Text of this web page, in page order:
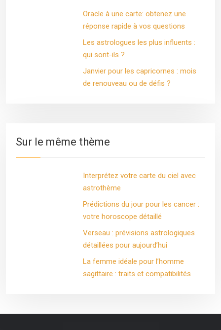
Oracle à une carte: obtenez une
réponse rapide à vos questions
Les astrologues les plus influents :
qui sont-ils ?
Janvier pour les capricornes : mois
de renouveau ou de défis ?
Sur le même thème
Interprétez votre carte du ciel avec
astrothème
Prédictions du jour pour les cancer :
votre horoscope détaillé
Verseau : prévisions astrologiques
détaillées pour aujourd’hui
La femme idéale pour l’homme
sagittaire : traits et compatibilités